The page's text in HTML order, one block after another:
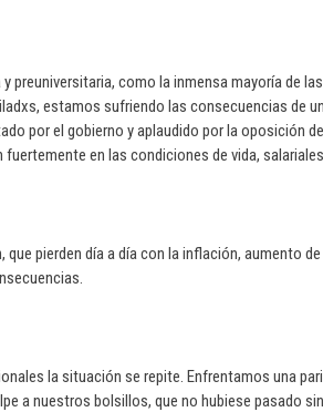
preuniversitaria, como la inmensa mayoría de
estamos sufriendo las consecuencias de
por el gobierno y aplaudido por la oposición
en las condiciones de vida,
que pierden día a día con la inflación, aumento
la situación se repite. Enfrentamos una
a nuestros bolsillos, que no hubiese pasado